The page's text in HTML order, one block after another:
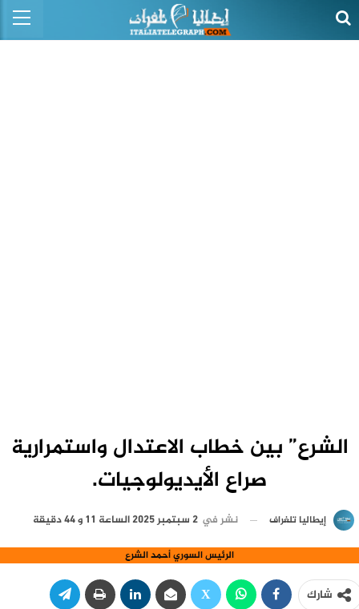
الشرع” بين خطاب الاعتدال واستمرارية
صراع الأيديولوجيات.
إيطاليا تلغراف نشر في 2 سبتمبر 2025 الساعة 11 و 44 دقيقة
الرئيس السوري أحمد الشرع
شارك